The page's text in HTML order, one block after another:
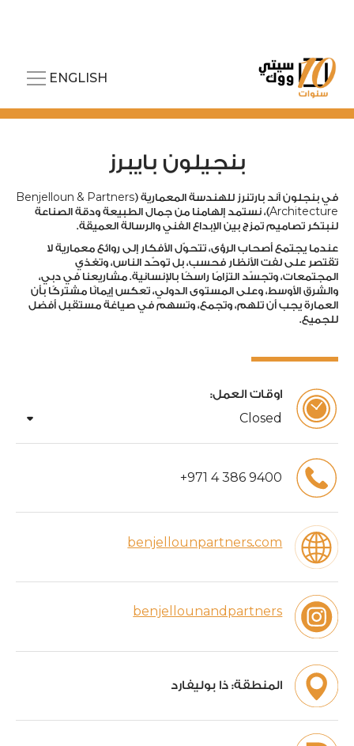
ENGLISH
اوقات العمل:
Closed
arrow_drop_down
+971 4 386 9400
benjellounpartners.com
benjellounandpartners
المنطقة: ذا بوليفارد
بنجيلون بايبرز
في بنجلون آند بارتنرز للهندسة المعمارية (Benjelloun & Partners
Architecture)، نستمد إلهامنا من جمال الطبيعة ودقة الصناعة
لنبتكر تصاميم تمزج بين الإبداع الفني والرسالة العميقة.
عندما يجتمع أصحاب الرؤى، تتحوّل الأفكار إلى روائع معمارية لا
تقتصر على لفت الأنظار فحسب، بل توحّد الناس، وتغذي
المجتمعات، وتجسّد التزامًا راسخًا بالإنسانية. مشاريعنا في دبي،
والشرق الأوسط، وعلى المستوى الدولي، تعكس إيمانًا مشتركًا بأن
العمارة يجب أن تلهم، وتجمع، وتسهم في صياغة مستقبل أفضل
للجميع.